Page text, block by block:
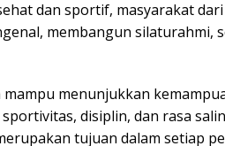
dan sportif, masyarakat
membangun silaturahmi,
menunjukkan
disiplin, dan rasa
tujuan dalam setiap